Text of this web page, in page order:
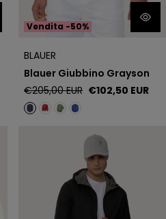
Vendita -50%
BLAUER
Blauer Giubbino Grayson
Prezzo
regolare
€205,00 EUR Prezzo
€102,50 EUR
CIESSE PIUMINI Giubbino